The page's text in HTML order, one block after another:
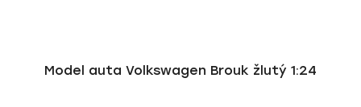
Model auta Volkswagen Brouk žlutý 1:24